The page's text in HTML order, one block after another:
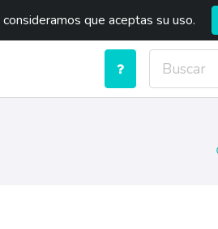
que aceptas su uso.